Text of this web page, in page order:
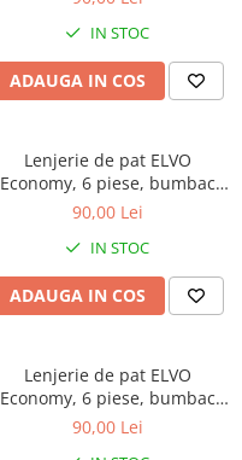
IN STOC
ADAUGA IN COS
Lenjerie de pat ELVO
Economy, 6 piese, bumbac
policoton, bleu, cu flori
90,00 Lei
IN STOC
ADAUGA IN COS
Lenjerie de pat ELVO
Economy, 6 piese, bumbac
policoton, maro, cu fluturi
90,00 Lei